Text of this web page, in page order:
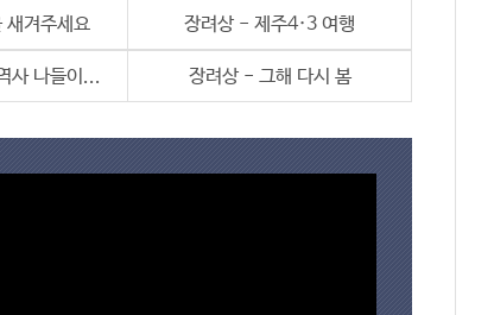
겨주세요 장려상 - 제주4·3 여행
사 나들이... 장려상 - 그해 다시 봄